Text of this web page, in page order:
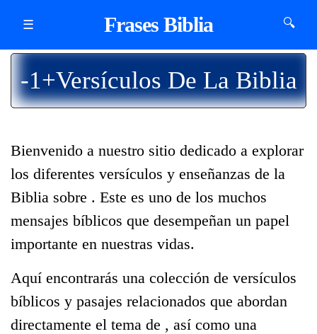
☰ Frases Biblia 🔍
-1+Versículos De La Biblia
Bienvenido a nuestro sitio dedicado a explorar
los diferentes versículos y enseñanzas de la
Biblia sobre . Este es uno de los muchos
mensajes bíblicos que desempeñan un papel
importante en nuestras vidas.
Aquí encontrarás una colección de versículos
bíblicos y pasajes relacionados que abordan
directamente el tema de , así como una